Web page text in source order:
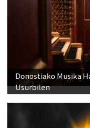
Donostiako Musika
Usurbilen